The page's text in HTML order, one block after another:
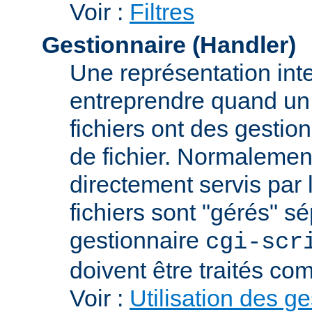
Voir : Filtres
Gestionnaire (Handler)
Une représentation
entreprendre quand
fichiers ont des
de fichier.
directement servis par
fichiers sont "gérés"
gestionnaire cgi-
doivent être traités
Voir : Utilisation des